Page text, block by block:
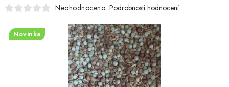
KONTAKT
AKČNÍ NABÍDKY
Neohodnoceno Podrobnosti hodnocení
Novinka